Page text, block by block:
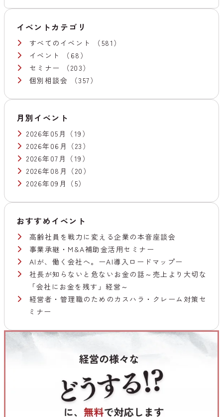
イベントカテゴリ
すべてのイベント
（581）
イベント
（68）
セミナー
（203）
個別相談会
（357）
月別イベント
2026年05月
（19）
2026年06月
（23）
2026年07月
（19）
2026年08月
（20）
2026年09月
（5）
おすすめイベント
高齢社員を戦力に変える企業の本音座談会
事業承継・M&A補助金活用セミナー
AIが、働く会社へ。ーAI導入ロードマップー
社長が知らないと危ないお金の話～売上より大切な
「会社にお金を残す」経営～
経営者・管理職のためのカスハラ・クレーム対策セ
ミナー